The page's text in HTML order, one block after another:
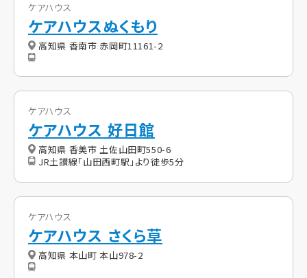
ケアハウス
ケアハウスぬくもり
高知県 香南市 赤岡町11161-2
ケアハウス
ケアハウス 好日館
高知県 香美市 土佐山田町550-6
JR土讃線「山田西町駅」より徒歩5分
ケアハウス
ケアハウス さくら草
高知県 本山町 本山978-2